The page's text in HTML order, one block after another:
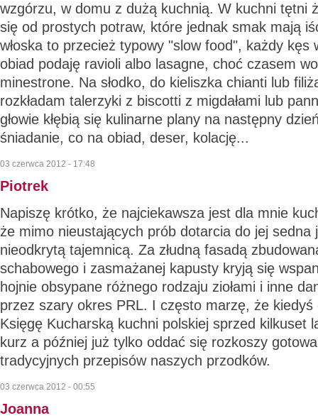
wzgórzu, w domu z dużą kuchnią. W kuchni tętni
się od prostych potraw, które jednak smak mają
włoska to przecież typowy "slow food", każdy kęs
obiad podaję ravioli albo lasagne, choć czasem
minestrone. Na słodko, do kieliszka chianti lub
rozkładam talerzyki z biscotti z migdałami lub
głowie kłębią się kulinarne plany na następny
śniadanie, co na obiad, deser, kolację...
03 czerwca 2012 - 17:48
Piotrek
Napiszę krótko, że najciekawsza jest dla mnie
że mimo nieustających prób dotarcia do jej sedna
nieodkrytą tajemnicą. Za złudną fasadą
schabowego i zasmażanej kapusty kryją się
hojnie obsypane różnego rodzaju ziołami i inne
przez szary okres PRL. I często marzę, że
Księgę Kucharską kuchni polskiej sprzed kilkuset
kurz a później już tylko oddać się rozkoszy
tradycyjnych przepisów naszych przodków.
03 czerwca 2012 - 00:55
Joanna